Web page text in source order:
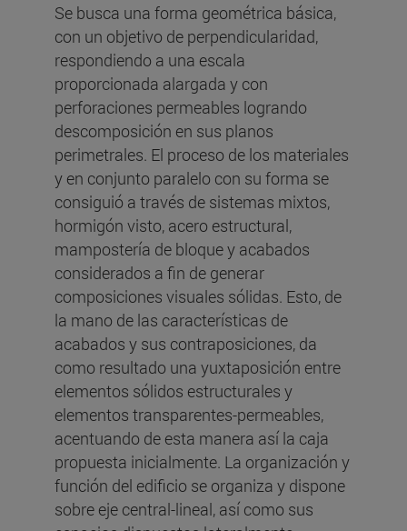
Se busca una forma geométrica básica,
con un objetivo de perpendicularidad,
respondiendo a una escala
proporcionada alargada y con
perforaciones permeables logrando
descomposición en sus planos
perimetrales. El proceso de los materiales
y en conjunto paralelo con su forma se
consiguió a través de sistemas mixtos,
hormigón visto, acero estructural,
mampostería de bloque y acabados
considerados a fin de generar
composiciones visuales sólidas. Esto, de
la mano de las características de
acabados y sus contraposiciones, da
como resultado una yuxtaposición entre
elementos sólidos estructurales y
elementos transparentes-permeables,
acentuando de esta manera así la caja
propuesta inicialmente. La organización y
función del edificio se organiza y dispone
sobre eje central-lineal, así como sus